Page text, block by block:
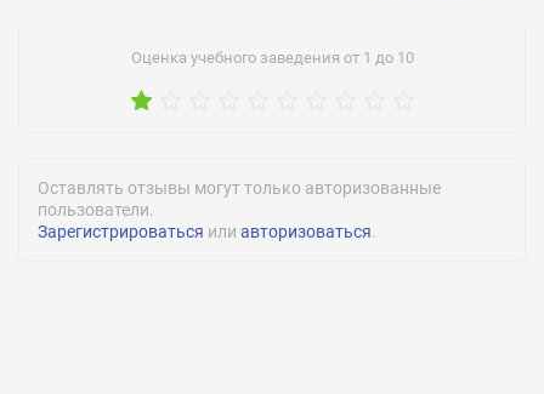
Оценка учебного заведения от 1 до 10
Оставлять отзывы могут только авторизованные
пользователи.
Зарегистрироваться или авторизоваться.